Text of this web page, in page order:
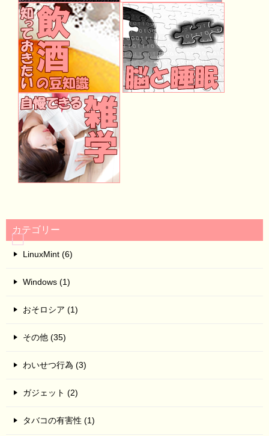
カテゴリー
LinuxMint (6)
Windows (1)
おそロシア (1)
その他 (35)
わいせつ行為 (3)
ガジェット (2)
タバコの有害性 (1)